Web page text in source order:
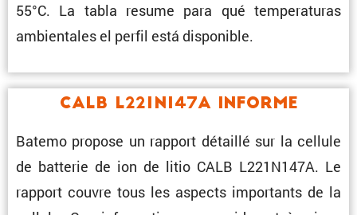
55°C. La tabla resume para qué tempe­ra­turas
ambien­tales el perfil está disponible.
CALB L221N147A Informe
Batemo propose un rapport détaillé sur la cellule
de batterie de ion de litio CALB L221N147A. Le
rapport couvre tous les aspects impor­tants de la